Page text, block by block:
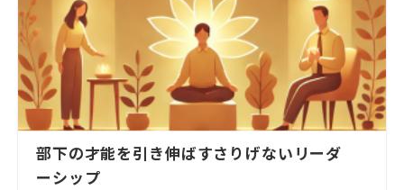
部下の才能を引き伸ばすさりげないリーダ
ーシップ